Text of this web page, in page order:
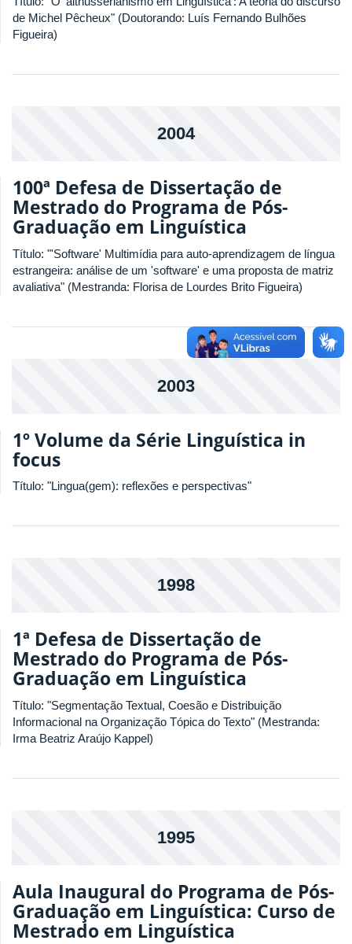
de Michel Pêcheux" (Doutorando: Luís Fernando Bulhões
Figueira)
2004
100ª Defesa de Dissertação de
Mestrado do Programa de Pós-
Graduação em Linguística
Título: "'Software' Multimídia para auto-aprendizagem de língua
estrangeira: análise de um 'software' e uma proposta de matriz
avaliativa" (Mestranda: Florisa de Lourdes Brito Figueira)
2003
1º Volume da Série Linguística in
focus
Título: "Lingua(gem): reflexões e perspectivas"
1998
1ª Defesa de Dissertação de
Mestrado do Programa de Pós-
Graduação em Linguística
Título: "Segmentação Textual, Coesão e Distribuição
Informacional na Organização Tópica do Texto" (Mestranda:
Irma Beatriz Araújo Kappel)
1995
Aula Inaugural do Programa de Pós-
Graduação em Linguística: Curso de
Mestrado em Linguística